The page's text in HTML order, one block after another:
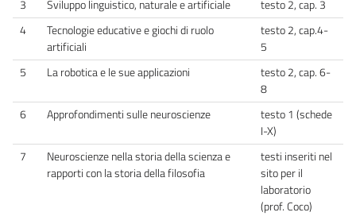
3
Sviluppo linguistico, naturale e artificiale
testo 2, cap. 3
4
Tecnologie educative e giochi di ruolo
artificiali
testo 2, cap.4-
5
5
La robotica e le sue applicazioni
testo 2, cap. 6-
8
6
Approfondimenti sulle neuroscienze
testo 1 (schede
I-X)
7
Neuroscienze nella storia della scienza e
rapporti con la storia della filosofia
testi inseriti nel
sito per il
laboratorio
(prof. Coco)